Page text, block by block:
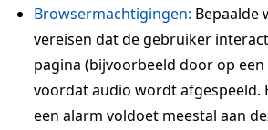
Browsermachtigingen: Bepaalde
vereisen dat de gebruiker
pagina (bijvoorbeeld door op
voordat audio wordt afgespeeld.
een alarm voldoet meestal aan